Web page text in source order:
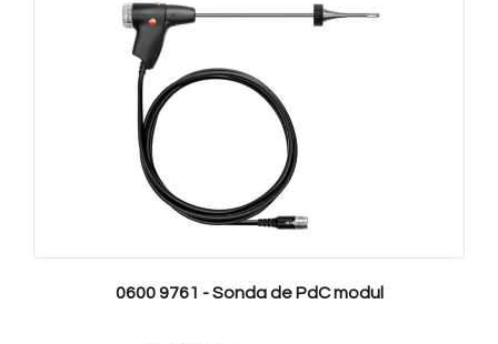
0600 9761 - Sonda de PdC modul